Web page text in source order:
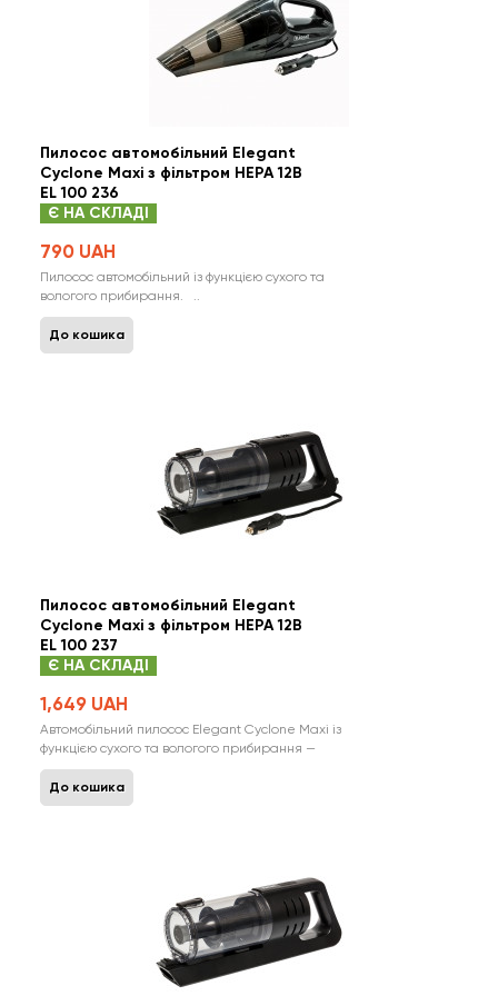
Пилосос автомобільний Elegant
Cyclone Maxi з фільтром HEPA 12В
EL 100 236
Є НА СКЛАДІ
790 UAH
Пилосос автомобільний із функцією сухого та
вологого прибирання. ..
До кошика
Пилосос автомобільний Elegant
Cyclone Maxi з фільтром HEPA 12В
EL 100 237
Є НА СКЛАДІ
1,649 UAH
Автомобільний пилосос Elegant Cyclone Maxi із
функцією сухого та вологого прибирання —
компактний та потужний універсальний
помічник у підтримці чистоти та здорового
мікроклімату. Завдяки вакуумному тиску
До кошика